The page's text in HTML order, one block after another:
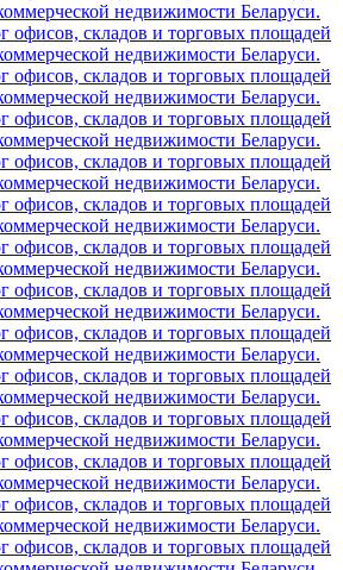
недвижимости Беларуси.
офисов, складов и торговых площадей
недвижимости Беларуси.
офисов, складов и торговых площадей
недвижимости Беларуси.
офисов, складов и торговых площадей
недвижимости Беларуси.
офисов, складов и торговых площадей
недвижимости Беларуси.
офисов, складов и торговых площадей
недвижимости Беларуси.
офисов, складов и торговых площадей
недвижимости Беларуси.
офисов, складов и торговых площадей
недвижимости Беларуси.
офисов, складов и торговых площадей
недвижимости Беларуси.
офисов, складов и торговых площадей
недвижимости Беларуси.
офисов, складов и торговых площадей
недвижимости Беларуси.
офисов, складов и торговых площадей
недвижимости Беларуси.
офисов, складов и торговых площадей
недвижимости Беларуси.
офисов, складов и торговых площадей